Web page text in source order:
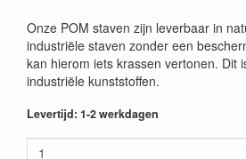
Onze POM staven zijn leverbaar in
industriële staven zonder een
kan hierom iets krassen vertonen. Dit
industriële kunststoffen.
Levertijd: 1-2 werkdagen